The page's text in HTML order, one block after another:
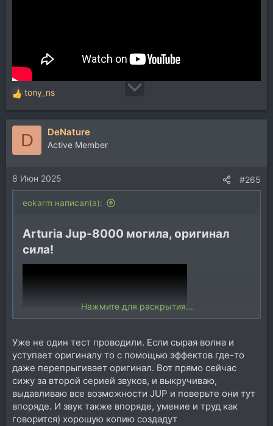
Р
е
а
и
и
:
tony_ns
D DeNature
Active Member
8 Июн 2025 #265
eokarm написал(а):
Arturia Jup-8000 могила, оригинал
сила!​
Нажмите для раскрытия...
Уже не один тест проводили. Если сырая волна и
уступает оригиналу то с помощью эффектов где-то
даже перепрыгивает оригинал. Вот прямо сейчас
сижу за второй серией звуков, и выкручиваю,
выдавливаю все возможности JUP и поверьте они тут
впоряде. И звук также впоряде, умение и труд как
говорится) хорошую копию создадут